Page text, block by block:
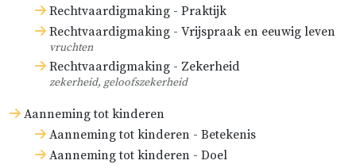
Rechtvaardigmaking - Praktijk
Rechtvaardigmaking - Vrijspraak en eeuwig leven
vruchten
Rechtvaardigmaking - Zekerheid
zekerheid, geloofszekerheid
Aanneming tot kinderen
Aanneming tot kinderen - Betekenis
Aanneming tot kinderen - Doel